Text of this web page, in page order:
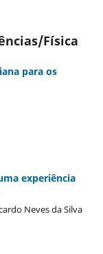
Física
para os
experiência
Neves da Silva